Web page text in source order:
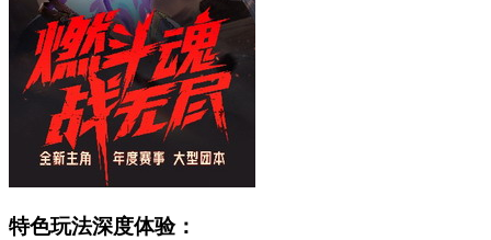
特色玩法深度体验：